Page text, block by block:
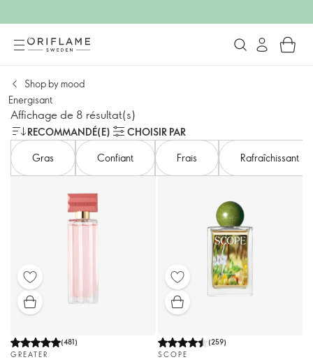
Shop by mood
Energisant
Affichage de 8 résultat(s)
RECOMMANDÉ(E)
CHOISIR PAR
Gras
Confiant Frais Rafraîchissant
(481)
GREATER
(259)
SCOPE